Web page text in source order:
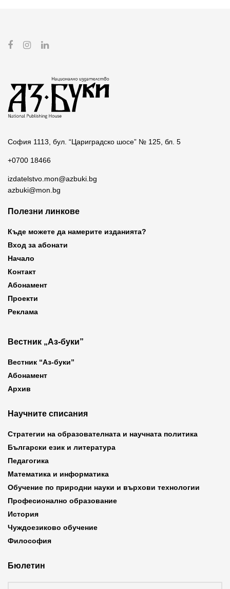
София 1113, бул. “Цариградско шосе” № 125, бл. 5
+0700 18466
izdatelstvo.mon@azbuki.bg
azbuki@mon.bg
Полезни линкове
Къде можете да намерите изданията?
Вход за абонати
Начало
Контакт
Абонамент
Проекти
Реклама
Вестник „Аз-буки”
Вестник “Аз-буки”
Абонамент
Архив
Научните списания
Стратегии на образователната и научната политика
Български език и литература
Педагогика
Математика и информатика
Обучение по природни науки и върхови технологии
Професионално образование
История
Чуждоезиково обучение
Философия
Бюлетин